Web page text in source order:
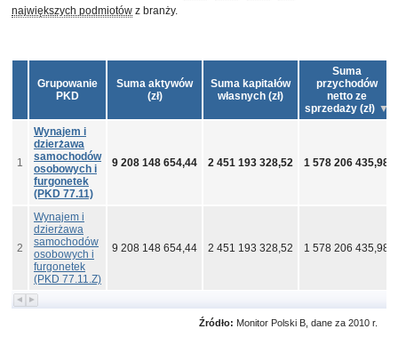
największych podmiotów z branży.
Grupowanie
PKD
Suma aktywów
(zł)
Suma kapitałów
własnych (zł)
Suma
przychodów
netto ze
sprzedaży (zł)
1
Wynajem i
dzierżawa
samochodów
osobowych i
furgonetek
(PKD 77.11)
9 208 148 654,44 2 451 193 328,52 1 578 206 435,98
2
Wynajem i
dzierżawa
samochodów
osobowych i
furgonetek
(PKD 77.11.Z)
9 208 148 654,44 2 451 193 328,52 1 578 206 435,98
Źródło: Monitor Polski B, dane za 2010 r.